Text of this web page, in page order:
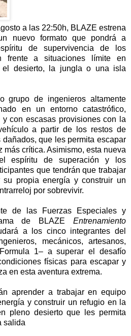
a las 22:50h, BLAZE estrena
nuevo formato que pondrá a
de supervivencia de los
frente a situaciones límite en
el desierto, la jungla o una isla
grupo de ingenieros altamente
en un entorno catastrófico,
con escasas provisiones con la
a partir de los restos de
que les permita escapar
más crítica. Asimismo, esta nueva
espíritu de superación y los
que tendrán que trabajar
propia energía y construir un
por sobrevivir.
de las Fuerzas Especiales y
de BLAZE Entrenamiento
a los cinco integrantes del
mecánicos, artesanos,
1– a superar el desafío
físicas para escapar y
en esta aventura extrema.
aprender a trabajar en equipo
y construir un refugio en la
pleno desierto que les permita
salida